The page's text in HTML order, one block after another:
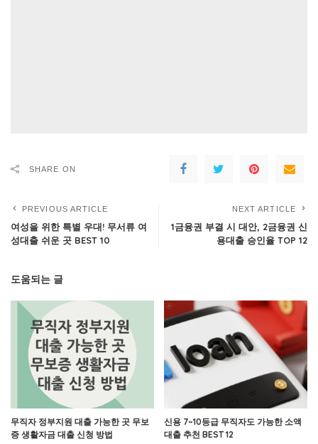
SHARE ON
PREVIOUS ARTICLE
여성을 위한 특별 우대! 무서류 여
성대출 쉬운 곳 BEST 10
NEXT ARTICLE
1금융권 부결 시 대안, 2금융권 신
용대출 승인율 TOP 12
도움되는 글
무직자 정부지원 대출 가능한 곳 무보
증 생활자금 대출 신청 방법
신용 7~10등급 무직자도 가능한 소액
대출 추천 BEST 12